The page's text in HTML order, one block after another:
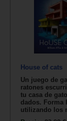
House of cats
Un juego de
ratones
tu casa de
dados. Forma
utilizando los